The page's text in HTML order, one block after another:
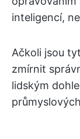
inteligencí,
Ačkoli jsou
zmírnit
lidským